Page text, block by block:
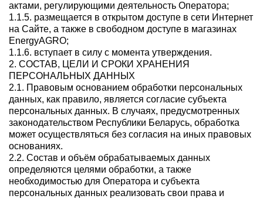
актами, регулирующими деятельность Оператора;
1.1.5. размещается в открытом доступе в сети Интернет
на Сайте, а также в свободном доступе в магазинах
EnergyAGRO;
1.1.6. вступает в силу с момента утверждения.
2. СОСТАВ, ЦЕЛИ И СРОКИ ХРАНЕНИЯ
ПЕРСОНАЛЬНЫХ ДАННЫХ
2.1. Правовым основанием обработки персональных
данных, как правило, является согласие субъекта
персональных данных. В случаях, предусмотренных
законодательством Республики Беларусь, обработка
может осуществляться без согласия на иных правовых
основаниях.
2.2. Состав и объём обрабатываемых данных
определяются целями обработки, а также
необходимостью для Оператора и субъекта
персональных данных реализовать свои права и